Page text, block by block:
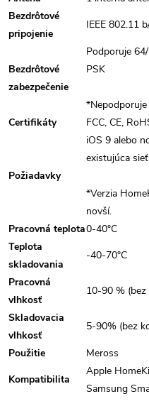
Bezdrôtové
pripojenie
IEEE 802.11
Bezdrôtové
zabezpečenie
Podporuje
PSK
Certifikáty
FCC, CE,
Požiadavky
iOS 9 alebo
existujúca
*Verzia
novší.
Pracovná teplota0-40°C
Teplota
skladovania
-40-70°C
Pracovná
vlhkosť
10-90 % (bez
Skladovacia
vlhkosť
5-90% (bez
Použitie
Meross
Kompatibilita
Apple
Samsung